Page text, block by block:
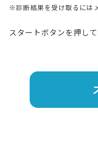
※診断結果を受け取るには
スタートボタンを押し